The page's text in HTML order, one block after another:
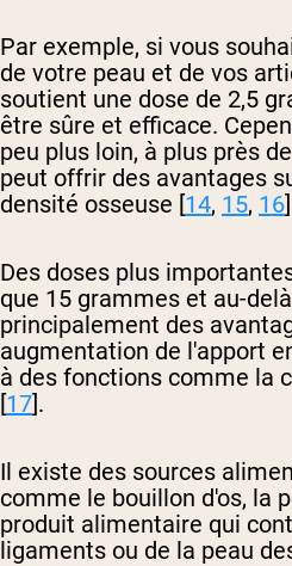
Par exemple, si vous
de votre peau et de vos
soutient une dose de 2,5
être sûre et efficace.
peu plus loin, à plus près
peut offrir des avantages
densité osseuse [14, 15, 16
Des doses plus
que 15 grammes et au-
principalement des
augmentation de l'apport
à des fonctions comme la
[17].
Il existe des sources
comme le bouillon d'os, la
produit alimentaire qui
ligaments ou de la peau